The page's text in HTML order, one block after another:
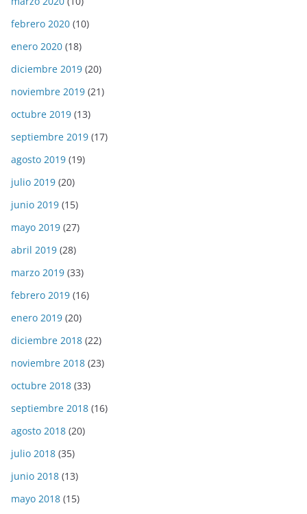
febrero 2020 (10)
enero 2020 (18)
diciembre 2019 (20)
noviembre 2019 (21)
octubre 2019 (13)
septiembre 2019 (17)
agosto 2019 (19)
julio 2019 (20)
junio 2019 (15)
mayo 2019 (27)
abril 2019 (28)
marzo 2019 (33)
febrero 2019 (16)
enero 2019 (20)
diciembre 2018 (22)
noviembre 2018 (23)
octubre 2018 (33)
septiembre 2018 (16)
agosto 2018 (20)
julio 2018 (35)
junio 2018 (13)
mayo 2018 (15)